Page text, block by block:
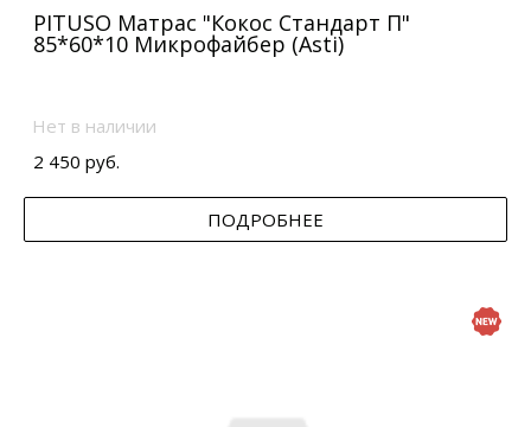
PITUSO Матрас "Кокос Стандарт П"
85*60*10 Микрофайбер (Asti)
Нет в наличии
2 450 руб.
ПОДРОБНЕЕ